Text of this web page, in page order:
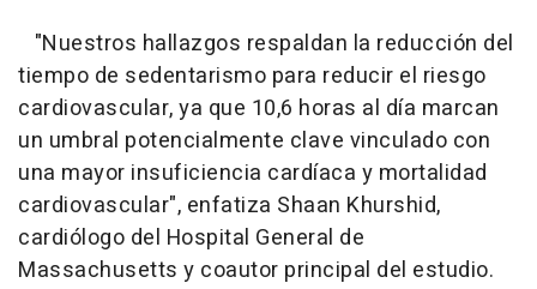
"Nuestros hallazgos respaldan la reducción del
tiempo de sedentarismo para reducir el riesgo
cardiovascular, ya que 10,6 horas al día marcan
un umbral potencialmente clave vinculado con
una mayor insuficiencia cardíaca y mortalidad
cardiovascular", enfatiza Shaan Khurshid,
cardiólogo del Hospital General de
Massachusetts y coautor principal del estudio.